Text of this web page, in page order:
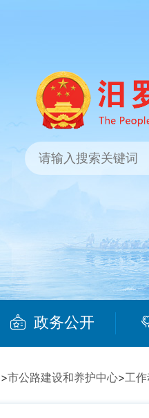
政务公开
>市公路建设和养护中心>工